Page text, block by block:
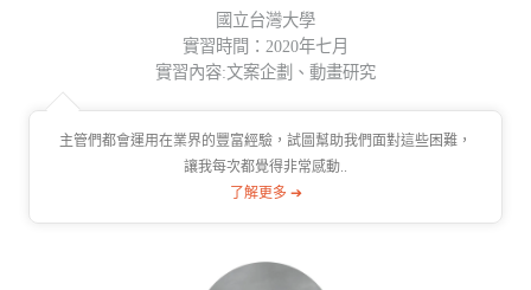
國立台灣大學
實習時間：2020年七月
實習內容:文案企劃、動畫研究
主管們都會運用在業界的豐富經驗，試圖幫助我們面對這些困難，
讓我每次都覺得非常感動..
了解更多 ➔